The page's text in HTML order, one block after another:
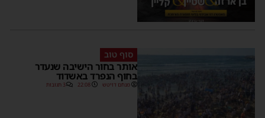
סוף טוב
אותר בחור הישיבה שנעדר
בחוף הנפרד באשדוד
מנחם דויטש 22:08 3 תגובות